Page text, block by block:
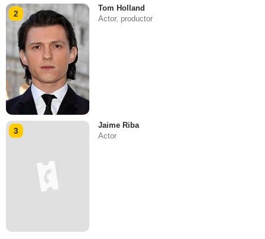
2
Tom Holland
Actor, productor
3
Jaime Riba
Actor